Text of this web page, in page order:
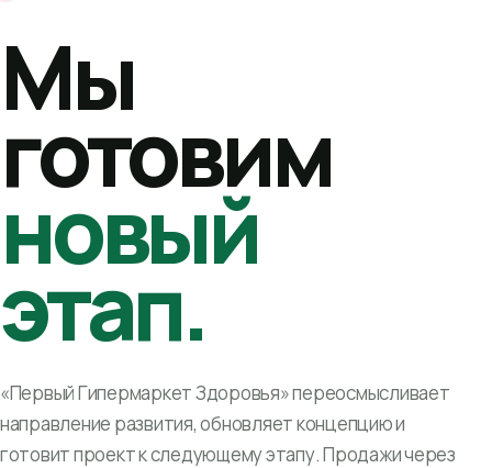
Мы
готовим
новый
этап.
«Первый Гипермаркет Здоровья» переосмысливает
направление развития, обновляет концепцию и
готовит проект к следующему этапу. Продажи через